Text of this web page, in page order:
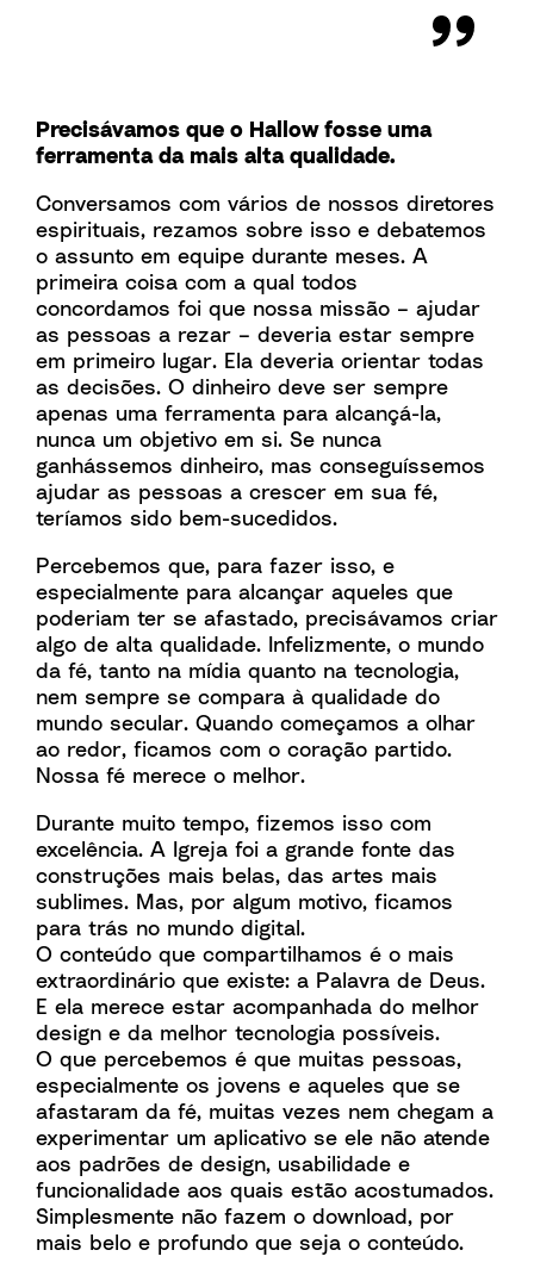
Precisávamos que o Hallow fosse uma
ferramenta da mais alta qualidade.
Conversamos com vários de nossos diretores
espirituais, rezamos sobre isso e debatemos
o assunto em equipe durante meses. A
primeira coisa com a qual todos
concordamos foi que nossa missão – ajudar
as pessoas a rezar – deveria estar sempre
em primeiro lugar. Ela deveria orientar todas
as decisões. O dinheiro deve ser sempre
apenas uma ferramenta para alcançá-la,
nunca um objetivo em si. Se nunca
ganhássemos dinheiro, mas conseguíssemos
ajudar as pessoas a crescer em sua fé,
teríamos sido bem-sucedidos.
Percebemos que, para fazer isso, e
especialmente para alcançar aqueles que
poderiam ter se afastado, precisávamos criar
algo de alta qualidade. Infelizmente, o mundo
da fé, tanto na mídia quanto na tecnologia,
nem sempre se compara à qualidade do
mundo secular. Quando começamos a olhar
ao redor, ficamos com o coração partido.
Nossa fé merece o melhor.
Durante muito tempo, fizemos isso com
excelência. A Igreja foi a grande fonte das
construções mais belas, das artes mais
sublimes. Mas, por algum motivo, ficamos
para trás no mundo digital.
O conteúdo que compartilhamos é o mais
extraordinário que existe: a Palavra de Deus.
E ela merece estar acompanhada do melhor
design e da melhor tecnologia possíveis.
O que percebemos é que muitas pessoas,
especialmente os jovens e aqueles que se
afastaram da fé, muitas vezes nem chegam a
experimentar um aplicativo se ele não atende
aos padrões de design, usabilidade e
funcionalidade aos quais estão acostumados.
Simplesmente não fazem o download, por
mais belo e profundo que seja o conteúdo.